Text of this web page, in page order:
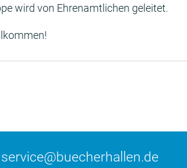
wird von Ehrenamtlichen geleitet.
service@buecherhallen.de